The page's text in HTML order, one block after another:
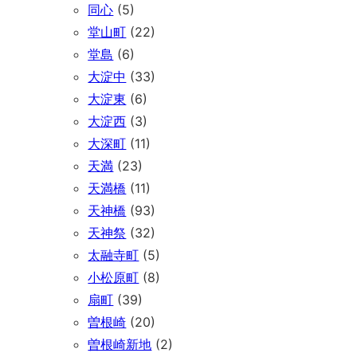
同心 (5)
堂山町 (22)
堂島 (6)
大淀中 (33)
大淀東 (6)
大淀西 (3)
大深町 (11)
天満 (23)
天満橋 (11)
天神橋 (93)
天神祭 (32)
太融寺町 (5)
小松原町 (8)
扇町 (39)
曽根崎 (20)
曽根崎新地 (2)